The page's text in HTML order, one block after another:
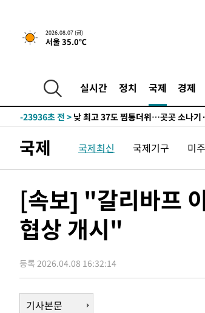
2026.08.07 (금)
서울 35.0℃
실시간 정치 국제 경제
30분 전 >민주 콩고 에볼라환자 4천명 돌파, 4053명
-26038초 전 >
-25965초 전 >
[단독]중수청 지원 검사들, 정원 초
-23936초 전 >
낮 최고 37도 찜통더위…곳곳 소나기
-22242초 전 > SK하이닉스, 용인·청주 팹에 54조
-18351초 전 >
외국인 심판 성 접대 7경기 들여다보
-18085초 전 >[속보]코스닥, 2.86포인트(0.36%)
-18018초 전 >
[속보]원·달러 환율, 7.7원 내린
-17907초 전 >[속보] 노원서 40.1도 관측…서울,
-14997초 전 >[속보]종합특검, '계엄 수용공간 확보'
-13841초 전 >
병태 후임
-9221초 전 > [속보]국힘 윤리위, '돌려차기 발언' 진
국제 국제최신 국제기구 미주
[속보] "갈리바프
협상 개시"
등록 2026.04.08 16:32:14
기사본문